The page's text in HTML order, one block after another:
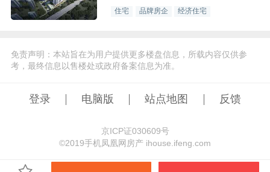
住宅 品牌房企 经济住宅
免责声明：本站旨在为用户提供更多楼盘信息，所载内容仅供参
考，最终信息以售楼处或政府备案信息为准。
登录 电脑版 站点地图 反馈
京ICP证030609号
©️2019手机凤凰网房产 ihouse.ifeng.com